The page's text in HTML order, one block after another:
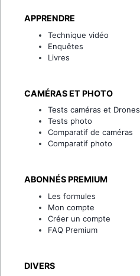
APPRENDRE
Technique vidéo
Enquêtes
Livres
CAMÉRAS ET PHOTO
Tests caméras et Drones
Tests photo
Comparatif de caméras
Comparatif photo
ABONNÉS PREMIUM
Les formules
Mon compte
Créer un compte
FAQ Premium
DIVERS